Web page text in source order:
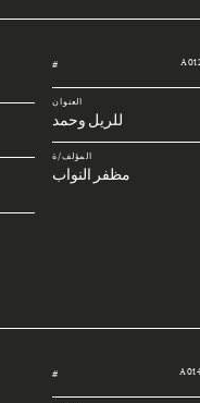
#
العنوان
للريل وحمد
المؤلف/ة
مظفر النواب
#